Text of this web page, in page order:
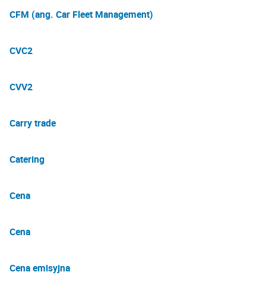
CFM (ang. Car Fleet Management)
CVC2
CVV2
Carry trade
Catering
Cena
Cena
Cena emisyjna